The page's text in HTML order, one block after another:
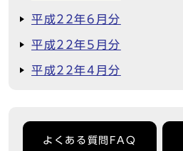
平成22年6月分
平成22年5月分
平成22年4月分
よくある質問FAQ